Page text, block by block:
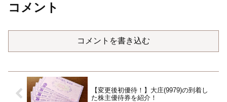
コメント
コメントを書き込む
【変更後初優待！】大庄(9979)の到着し
た株主優待券を紹介！